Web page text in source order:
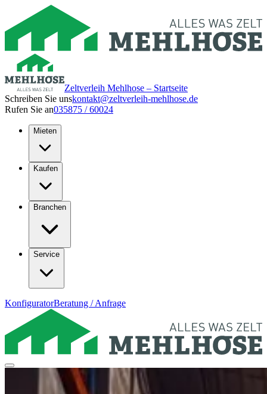
Zeltverleih Mehlhose – Startseite
Schreiben Sie unskontakt@zeltverleih-mehlhose.de
Rufen Sie an035875 / 60024
Mieten
Kaufen
Branchen
Service
KonfiguratorBeratung / Anfrage